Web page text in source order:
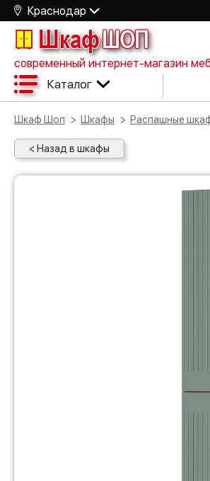
Краснодар
ШкафШОП
современный интернет-магазин
Каталог
Шкаф Шоп Шкафы Распашные
< Назад в шкафы